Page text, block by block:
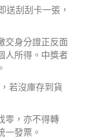
送刮刮卡一張，
交身分證正反面
人所得。中獎者
若沒庫存到貨
零，亦不得轉
一發票。